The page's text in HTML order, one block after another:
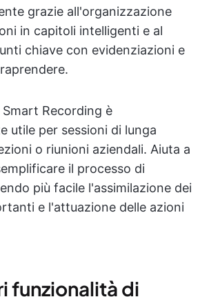
grazie all'organizzazione
in capitoli intelligenti e al
chiave con evidenziazioni e
Recording è
utile per sessioni di lunga
o riunioni aziendali. Aiuta a
il processo di
più facile l'assimilazione dei
e l'attuazione delle azioni
funzionalità di